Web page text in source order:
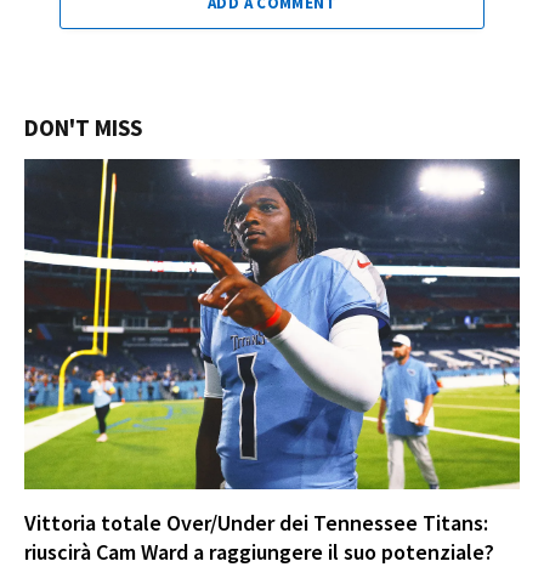
DON'T MISS
Vittoria totale Over/Under dei Tennessee Titans:
riuscirà Cam Ward a raggiungere il suo potenziale?